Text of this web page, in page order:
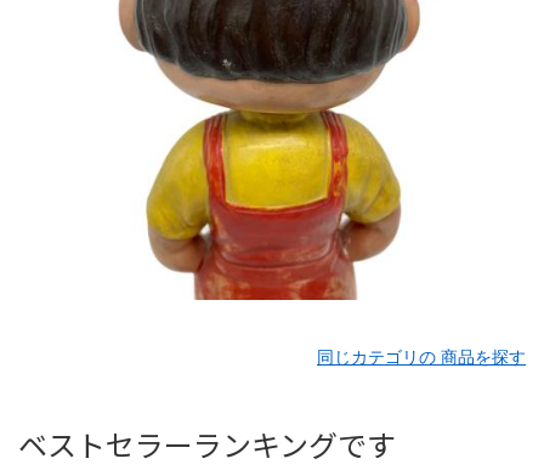
同じカテゴリの 商品を探す
ベストセラーランキングです